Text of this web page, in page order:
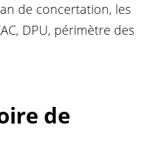
de concertation, les
DPU, périmètre des
de